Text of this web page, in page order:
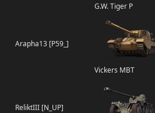
G.W. Tiger P
Arapha13 [P59_]
Vickers MBT
ReliktIII [N_UP]